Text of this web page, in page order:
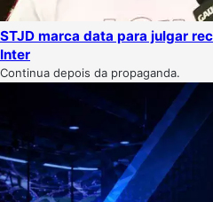
STJD marca data para julgar
Inter
Continua depois da propaganda.